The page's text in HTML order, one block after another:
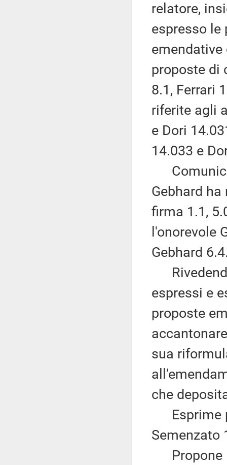
relatore,
espresso le
proposte di
8.1, Ferrari
riferite agli
e Dori
14.033 e
Gebhard
firma 1.1,
l'onorevole
Gebhard
espressi e
proposte
sua
che
Esprime
Semenzato
Propone